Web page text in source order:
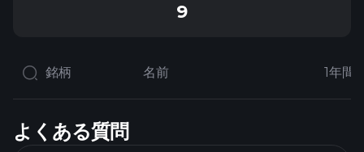
9
銘柄 名前 1年間
よくある質問